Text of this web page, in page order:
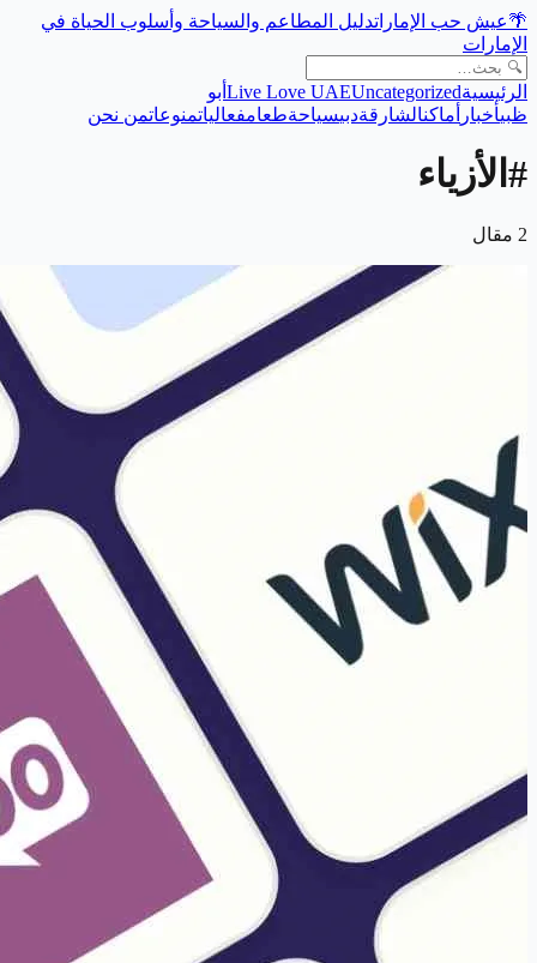
🌴عيش حب الإماراتدليل المطاعم والسياحة وأسلوب الحياة في
الإمارات
الرئيسية Live Love UAEUncategorized
أبو
ظبيأخبار أماكنالشارقةدبيسياحةطعامفعالياتمنوعاتمن نحن
# الأزياء
2 مقال